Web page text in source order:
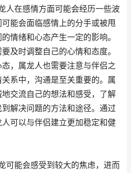
人在感情方面可能会经历一些波
能会面临感情上的分手或被甩
情绪和心态产生一定的影响。
及时调整自己的心情和态度。
，属龙人也需要注意与伴侣之
系中，沟通是至关重要的。属
交流自己的想法和感受，了解
解决问题的方法和途径。通过
可以与伴侣建立更加稳定和健
可能会感受到较大的焦虑，进而